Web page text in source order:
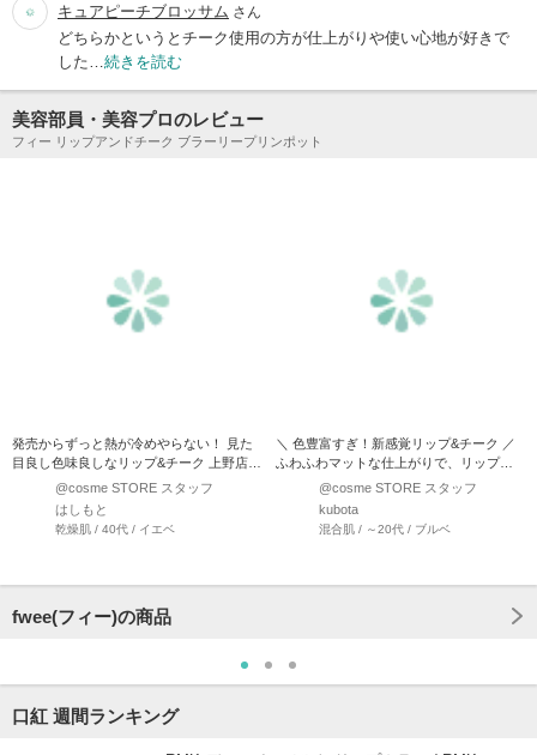
キュアピーチブロッサム さん
どちらかというとチーク使用の方が仕上がりや使い心地が好きで
した… 続きを読む
美容部員・美容プロのレビュー
フィー リップアンドチーク ブラーリープリンポット
発売からずっと熱が冷めやらない！ 見た
目良し色味良しなリップ&チーク 上野店で
の人気カラー3選で…
@cosme STORE スタッフ
はしもと
乾燥肌 / 40代 / イエベ
＼ 色豊富すぎ！新感覚リップ&チーク ／
ふわふわマットな仕上がりで、リップも
チークも見た目より…
@cosme STORE スタッフ
kubota
混合肌 / ～20代 / ブルベ
fwee(フィー)の商品
口紅 週間ランキング